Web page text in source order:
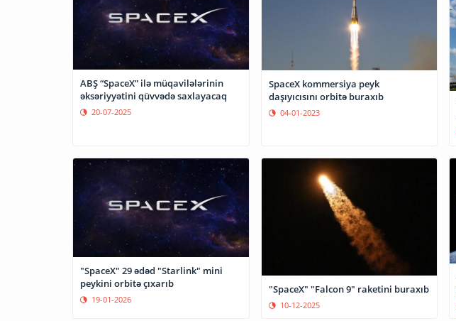
ABŞ “SpaceX” ilə müqavilələrinin
əksəriyyətini qüvvədə saxlayacaq
20-07-2025
SpaceX kommersiya peyk
daşıyıcısını orbitə buraxıb
04-01-2023
"SpaceX" 29 ədəd "Starlink" mini
peykini orbitə çıxarıb
19-01-2026
"SpaceX" "Falcon 9" raketini buraxıb
10-12-2025